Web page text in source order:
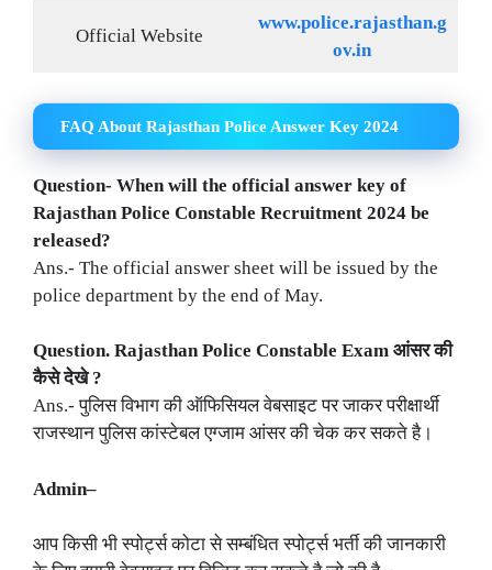
Official Website
www.police.rajasthan.g
ov.in
FAQ About Rajasthan Police Answer Key 2024
Question- When will the official answer key of
Rajasthan Police Constable Recruitment 2024 be
released?
Ans.- The official answer sheet will be issued by the
police department by the end of May.
Question. Rajasthan Police Constable Exam आंसर की
कैसे देखे ?
Ans.- पुलिस विभाग की ऑफिसियल वेबसाइट पर जाकर परीक्षार्थी
राजस्थान पुलिस कांस्टेबल एग्जाम आंसर की चेक कर सकते है।
Admin–
आप किसी भी स्पोर्ट्स कोटा से सम्बंधित स्पोर्ट्स भर्ती की जानकारी